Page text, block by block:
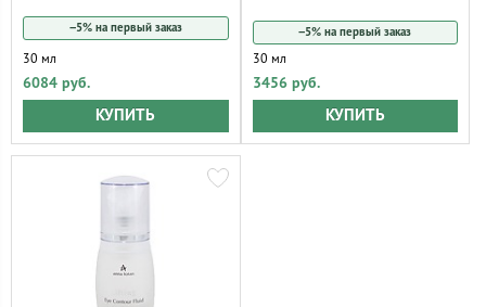
−5% на первый заказ
30 мл
6084 руб.
КУПИТЬ
−5% на первый заказ
30 мл
3456 руб.
КУПИТЬ